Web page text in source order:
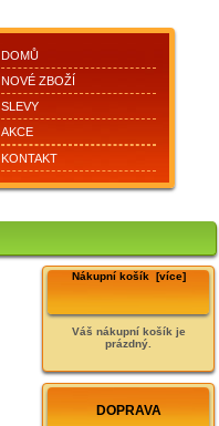
DOMŮ
NOVÉ ZBOŽÍ
SLEVY
AKCE
KONTAKT
Nákupní košík [více]
Váš nákupní košík je
prázdný.
DOPRAVA